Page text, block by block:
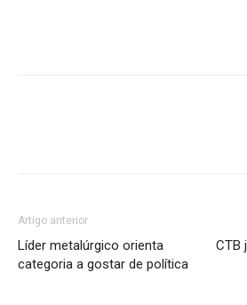
Artigo anterior
Líder metalúrgico orienta
categoria a gostar de política
CTB